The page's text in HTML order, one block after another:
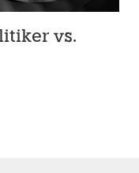
vs.